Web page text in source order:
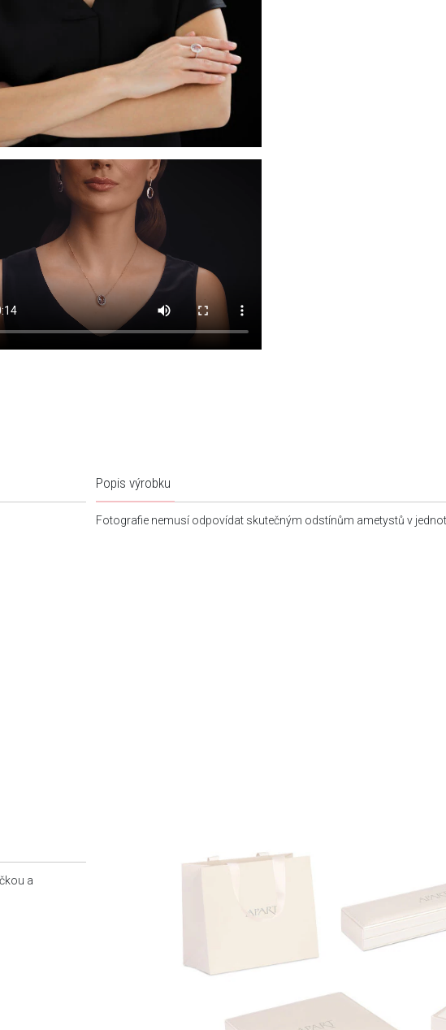
Popis výrobku
Fotografie nemusí odpovídat skutečným odstínům ametystů v
a